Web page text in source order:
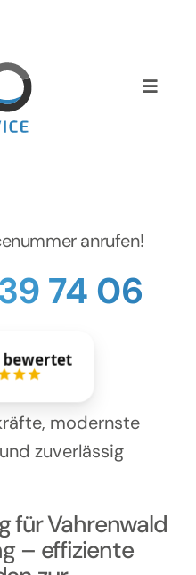
Toggle
anrufen!
74 06
bewertet
modernste
zuverlässig
für Vahrenwald
– effiziente